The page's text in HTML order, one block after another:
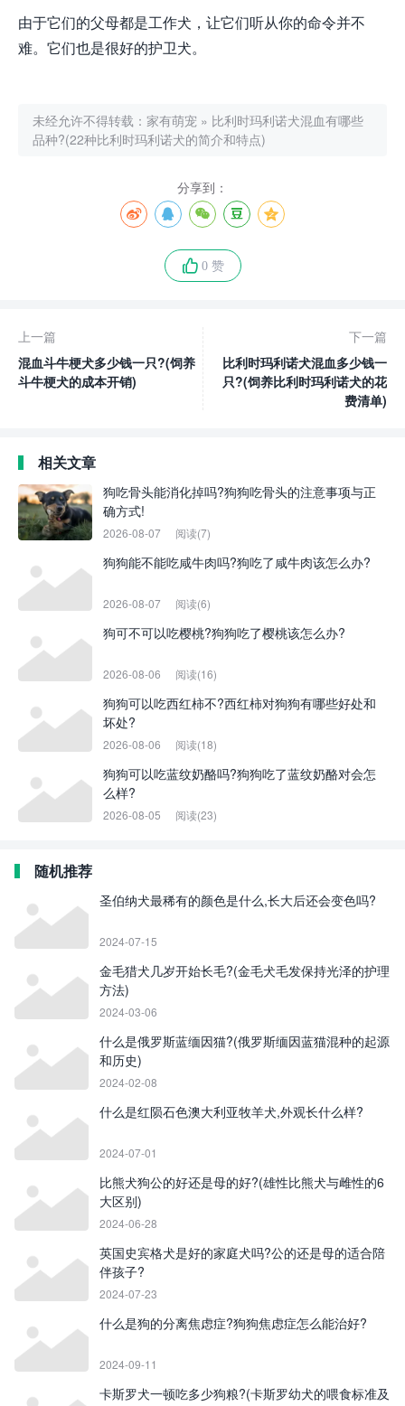
由于它们的父母都是工作犬，让它们听从你的命令并不
难。它们也是很好的护卫犬。
未经允许不得转载： 家有萌宠 » 比利时玛利诺犬混血有哪些
品种?(22种比利时玛利诺犬的简介和特点)
分享到：
0 赞
上一篇
混血斗牛梗犬多少钱一只?(饲养
斗牛梗犬的成本开销)
下一篇
比利时玛利诺犬混血多少钱一
只?(饲养比利时玛利诺犬的花
费清单)
相关文章
狗吃骨头能消化掉吗?狗狗吃骨头的注意事项与正
确方式!
2026-08-07 阅读(7)
狗狗能不能吃咸牛肉吗?狗吃了咸牛肉该怎么办?
2026-08-07 阅读(6)
狗可不可以吃樱桃?狗狗吃了樱桃该怎么办?
2026-08-06 阅读(16)
狗狗可以吃西红柿不?西红柿对狗狗有哪些好处和
坏处?
2026-08-06 阅读(18)
狗狗可以吃蓝纹奶酪吗?狗狗吃了蓝纹奶酪对会怎
么样?
2026-08-05 阅读(23)
随机推荐
圣伯纳犬最稀有的颜色是什么,长大后还会变色吗?
2024-07-15
金毛猎犬几岁开始长毛?(金毛犬毛发保持光泽的护理
方法)
2024-03-06
什么是俄罗斯蓝缅因猫?(俄罗斯缅因蓝猫混种的起源
和历史)
2024-02-08
什么是红陨石色澳大利亚牧羊犬,外观长什么样?
2024-07-01
比熊犬狗公的好还是母的好?(雄性比熊犬与雌性的6
大区别)
2024-06-28
英国史宾格犬是好的家庭犬吗?公的还是母的适合陪
伴孩子?
2024-07-23
什么是狗的分离焦虑症?狗狗焦虑症怎么能治好?
2024-09-11
卡斯罗犬一顿吃多少狗粮?(卡斯罗幼犬的喂食标准及